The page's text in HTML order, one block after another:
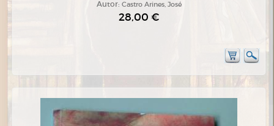
Autor: Castro Arines, José
28,00 €